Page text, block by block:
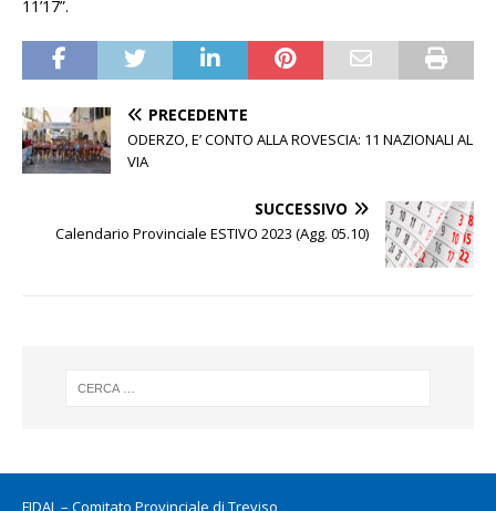
11’17”.
PRECEDENTE
ODERZO, E’ CONTO ALLA ROVESCIA: 11 NAZIONALI AL
VIA
SUCCESSIVO
Calendario Provinciale ESTIVO 2023 (Agg. 05.10)
FIDAL – Comitato Provinciale di Treviso